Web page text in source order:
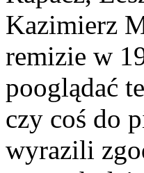
Kazimierz
remizie w
pooglądać
czy coś do
wyrazili